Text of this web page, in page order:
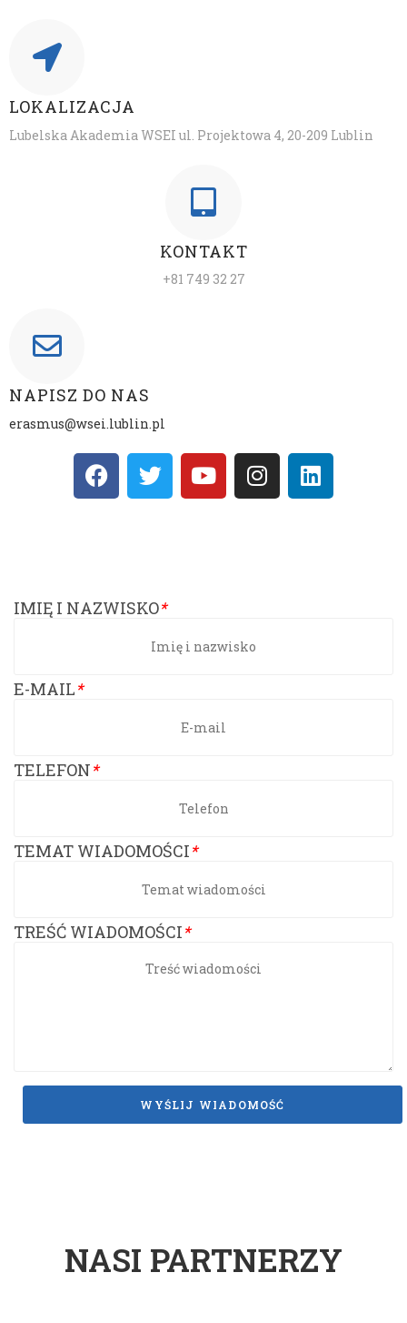
LOKALIZACJA
Lubelska Akademia WSEI ul. Projektowa 4, 20-209 Lublin
KONTAKT
+81 749 32 27​
NAPISZ DO NAS
erasmus@wsei.lublin.pl
IMIĘ I NAZWISKO*
E-MAIL*
TELEFON*
TEMAT WIADOMOŚCI*
TREŚĆ WIADOMOŚCI*
NASI PARTNERZY